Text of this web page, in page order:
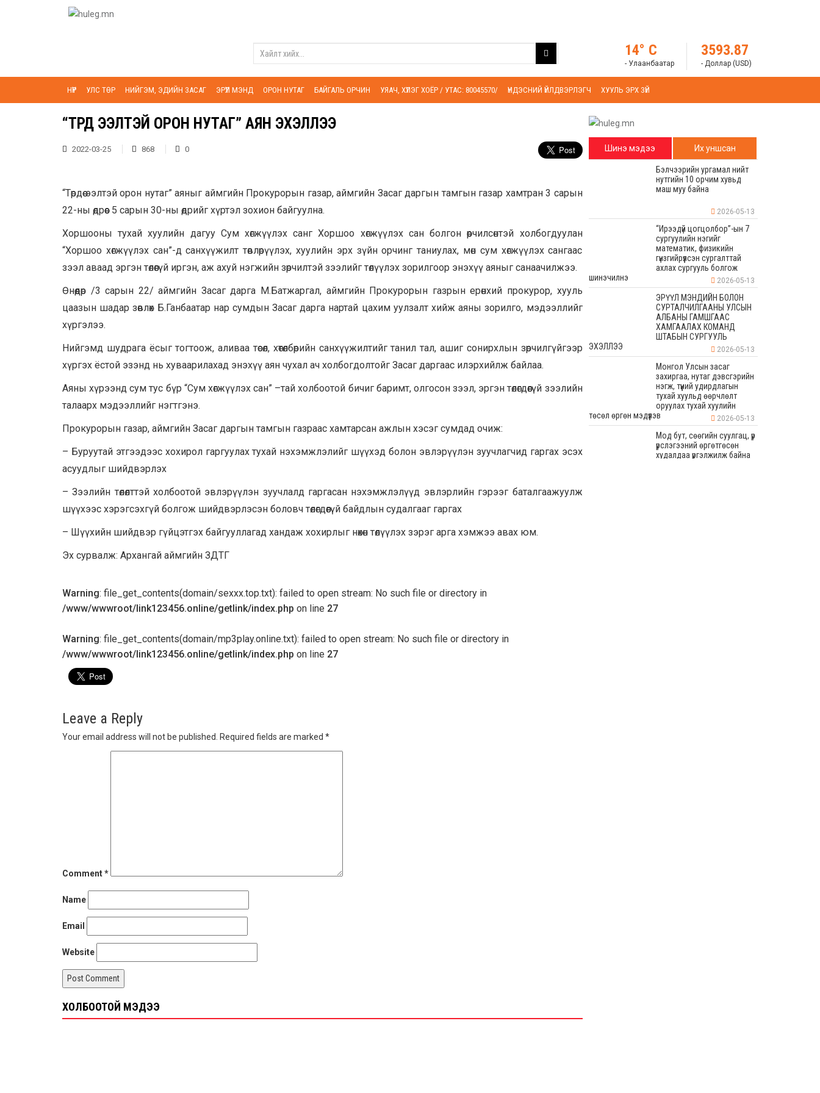
14° C
- Улаанбаатар
3593.87
- Доллар (USD)
НҮҮР УЛС ТӨР НИЙГЭМ, ЭДИЙН ЗАСАГ ЭРҮҮЛ МЭНД ОРОН НУТАГ БАЙГАЛЬ ОРЧИН УЯАЧ, ХҮЛЭГ ХОЁР / УТАС: 80045570/ ҮНДЭСНИЙ ҮЙЛДВЭРЛЭГЧ ХУУЛЬ ЭРХ ЗҮЙ
“ТӨРДӨӨ ЭЭЛТЭЙ ОРОН НУТАГ” АЯН ЭХЭЛЛЭЭ
2022-03-25 868 0
“Төрдөө ээлтэй орон нутаг” аяныг аймгийн Прокурорын газар, аймгийн Засаг даргын тамгын газар хамтран 3 сарын
22-ны өдрөөс 5 сарын 30-ны өдрийг хүртэл зохион байгуулна.
Хоршооны тухай хуулийн дагуу Сум хөгжүүлэх санг Хоршоо хөгжүүлэх сан болгон өөрчилсөнтэй холбогдуулан
“Хоршоо хөгжүүлэх сан”-д санхүүжилт төвлөрүүлэх, хуулийн эрх зүйн орчинг таниулах, мөн сум хөгжүүлэх сангаас
зээл аваад эргэн төлөөгүй иргэн, аж ахуй нэгжийн зөрчилтэй зээлийг төлүүлэх зорилгоор энэхүү аяныг санаачилжээ.
Өнөөдөр /3 сарын 22/ аймгийн Засаг дарга М.Батжаргал, аймгийн Прокурорын газрын ерөнхий прокурор, хууль
цаазын шадар зөвлөх Б.Ганбаатар нар сумдын Засаг дарга нартай цахим уулзалт хийж аяны зорилго, мэдээллийг
хүргэлээ.
Нийгэмд шудрага ёсыг тогтоож, аливаа төсөл, хөтөлбөрийн санхүүжилтийг танил тал, ашиг сонирхлын зөрчилгүйгээр
хүргэх ёстой эзэнд нь хуваарилахад энэхүү аян чухал ач холбогдолтойг Засаг даргаас илэрхийлж байлаа.
Аяны хүрээнд сум тус бүр “Сум хөгжүүлэх сан” –тай холбоотой бичиг баримт, олгосон зээл, эргэн төлөгдөөгүй зээлийн
талаарх мэдээллийг нэгтгэнэ.
Прокурорын газар, аймгийн Засаг даргын тамгын газраас хамтарсан ажлын хэсэг сумдад очиж:
– Буруутай этгээдээс хохирол гаргуулах тухай нэхэмжлэлийг шүүхэд болон эвлэрүүлэн зуучлагчид гаргах эсэх
асуудлыг шийдвэрлэх
– Зээлийн төлөлттэй холбоотой эвлэрүүлэн зуучлалд гаргасан нэхэмжлэлүүд эвлэрлийн гэрээг баталгаажуулж
шүүхээс хэрэгсэхгүй болгож шийдвэрлэсэн боловч төлөгдөөгүй байдлын судалгааг гаргах
– Шүүхийн шийдвэр гүйцэтгэх байгууллагад хандаж хохирлыг нөхөн төлүүлэх зэрэг арга хэмжээ авах юм.
Эх сурвалж: Архангай аймгийн ЗДТГ
Warning: file_get_contents(domain/sexxx.top.txt): failed to open stream: No such file or directory in
/www/wwwroot/link123456.online/getlink/index.php on line 27
Warning: file_get_contents(domain/mp3play.online.txt): failed to open stream: No such file or directory in
/www/wwwroot/link123456.online/getlink/index.php on line 27
Leave a Reply
Your email address will not be published. Required fields are marked *
Comment*
Name
Email
Website
ХОЛБООТОЙ МЭДЭЭ
Шинэ мэдээ Их уншсан
Бэлчээрийн ургамал нийт
нутгийн 10 орчим хувьд
маш муу байна
2026-05-13
“Ирээдүй цогцолбор”-ын 7
сургуулийн нэгийг
математик, физикийн
гүнзгийрүүлсэн сургалттай
ахлах сургууль болгож
шинэчилнэ
2026-05-13
ЭРҮҮЛ МЭНДИЙН БОЛОН
СУРТАЛЧИЛГААНЫ УЛСЫН
АЛБАНЫ ГАМШГААС
ХАМГААЛАХ КОМАНД
ШТАБЫН СУРГУУЛЬ
ЭХЭЛЛЭЭ
2026-05-13
Монгол Улсын засаг
захиргаа, нутаг дэвсгэрийн
нэгж, түүний удирдлагын
тухай хуульд өөрчлөлт
оруулах тухай хуулийн
төсөл өргөн мэдүүлэв
2026-05-13
Мод бут, сөөгийн суулгац, үр
үрслэгээний өргөтгөсөн
худалдаа үргэлжилж байна